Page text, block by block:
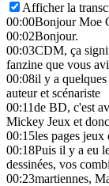
Afficher la
00:00Bonjour Moe
00:02Bonjour.
00:03CDM, ça
fanzine que vous
00:08il y a quelques
auteur et scénariste
00:11de BD, c'est
Mickey Jeux et donc
00:15les pages jeux
00:18Puis il y a eu
dessinées, vos
00:23martiennes,